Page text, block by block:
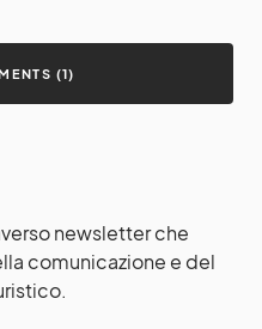
(1)
newsletter che
comunicazione e del